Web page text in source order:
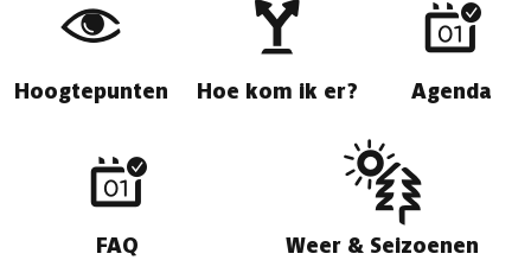
Hoogtepunten Hoe kom ik er? Agenda
FAQ Weer & Seizoenen